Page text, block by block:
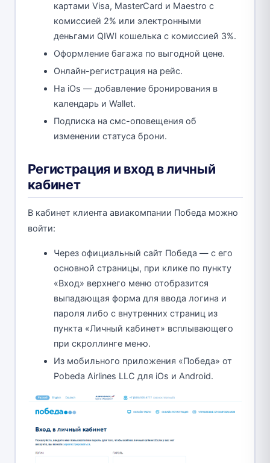
картами Visa, MasterCard и Maestro с
комиссией 2% или электронными
деньгами QIWI кошелька с комиссией 3%.
Оформление багажа по выгодной цене.
Онлайн-регистрация на рейс.
На iOs — добавление бронирования в
календарь и Wallet.
Подписка на смс-оповещения об
изменении статуса брони.
Регистрация и вход в личный
кабинет
В кабинет клиента авиакомпании Победа можно
войти:
Через официальный сайт Победа — с его
основной страницы, при клике по пункту
«Вход» верхнего меню отобразится
выпадающая форма для ввода логина и
пароля либо с внутренних страниц из
пункта «Личный кабинет» всплывающего
при скроллинге меню.
Из мобильного приложения «Победа» от
Pobeda Airlines LLC для iOs и Android.